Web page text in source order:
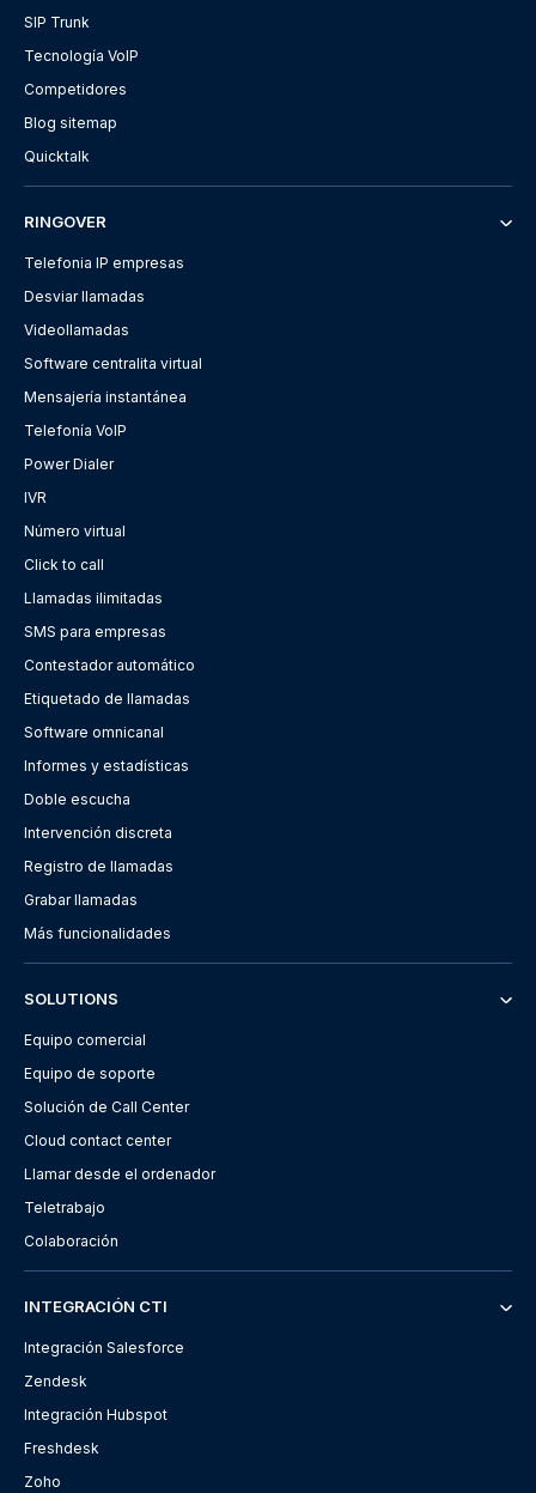
SIP Trunk
Tecnología VoIP
Competidores
Blog sitemap
Quicktalk
RINGOVER
Telefonia IP empresas
Desviar llamadas
Videollamadas
Software centralita virtual
Mensajería instantánea
Telefonía VoIP
Power Dialer
IVR
Número virtual
Click to call
Llamadas ilimitadas
SMS para empresas
Contestador automático
Etiquetado de llamadas
Software omnicanal
Informes y estadísticas
Doble escucha
Intervención discreta
Registro de llamadas
Grabar llamadas
Más funcionalidades
SOLUTIONS
Equipo comercial
Equipo de soporte
Solución de Call Center
Cloud contact center
Llamar desde el ordenador
Teletrabajo
Colaboración
INTEGRACIÓN CTI
Integración Salesforce
Zendesk
Integración Hubspot
Freshdesk
Zoho